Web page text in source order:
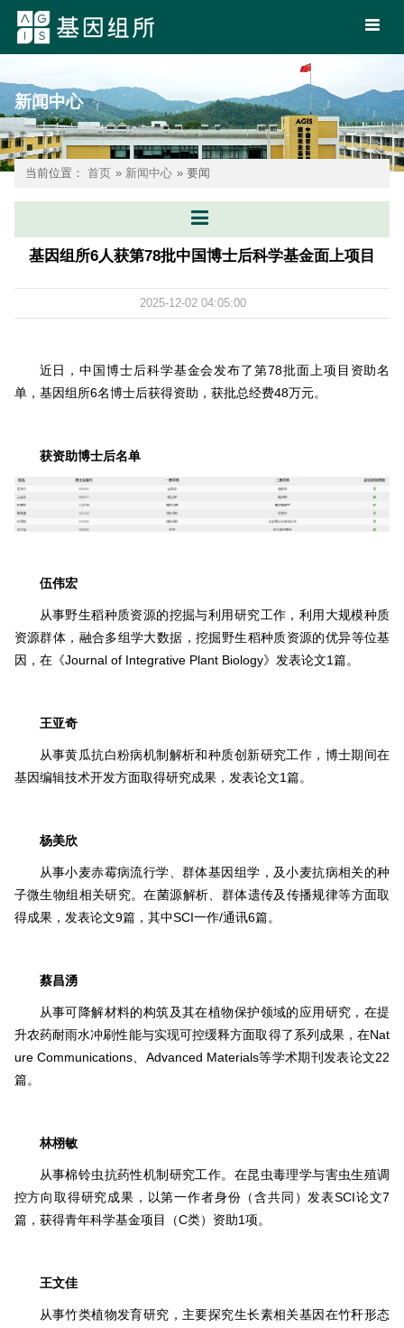
新闻中心
当前位置： 首页 » 新闻中心 » 要闻
基因组所6人获第78批中国博士后科学基金面上项目
2025-12-02 04:05:00
近日，中国博士后科学基金会发布了第78批面上项目资助名
单，基因组所6名博士后获得资助，获批总经费48万元。
获资助博士后名单
伍伟宏
从事野生稻种质资源的挖掘与利用研究工作，利用大规模种质
资源群体，融合多组学大数据，挖掘野生稻种质资源的优异等位基
因，在《Journal of Integrative Plant Biology》发表论文1篇。
王亚奇
从事黄瓜抗白粉病机制解析和种质创新研究工作，博士期间在
基因编辑技术开发方面取得研究成果，发表论文1篇。
杨美欣
从事小麦赤霉病流行学、群体基因组学，及小麦抗病相关的种
子微生物组相关研究。在菌源解析、群体遗传及传播规律等方面取
得成果，发表论文9篇，其中SCI一作/通讯6篇。
蔡昌湧
从事可降解材料的构筑及其在植物保护领域的应用研究，在提
升农药耐雨水冲刷性能与实现可控缓释方面取得了系列成果，在Nat
ure Communications、Advanced Materials等学术期刊发表论文22
篇。
林栩敏
从事棉铃虫抗药性机制研究工作。在昆虫毒理学与害虫生殖调
控方向取得研究成果，以第一作者身份（含共同）发表SCI论文7
篇，获得青年科学基金项目（C类）资助1项。
王文佳
从事竹类植物发育研究，主要探究生长素相关基因在竹秆形态